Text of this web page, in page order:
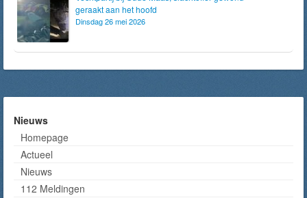
geraakt aan het hoofd
Dinsdag 26 mei 2026
Nieuws
Homepage
Actueel
Nieuws
112 Meldingen